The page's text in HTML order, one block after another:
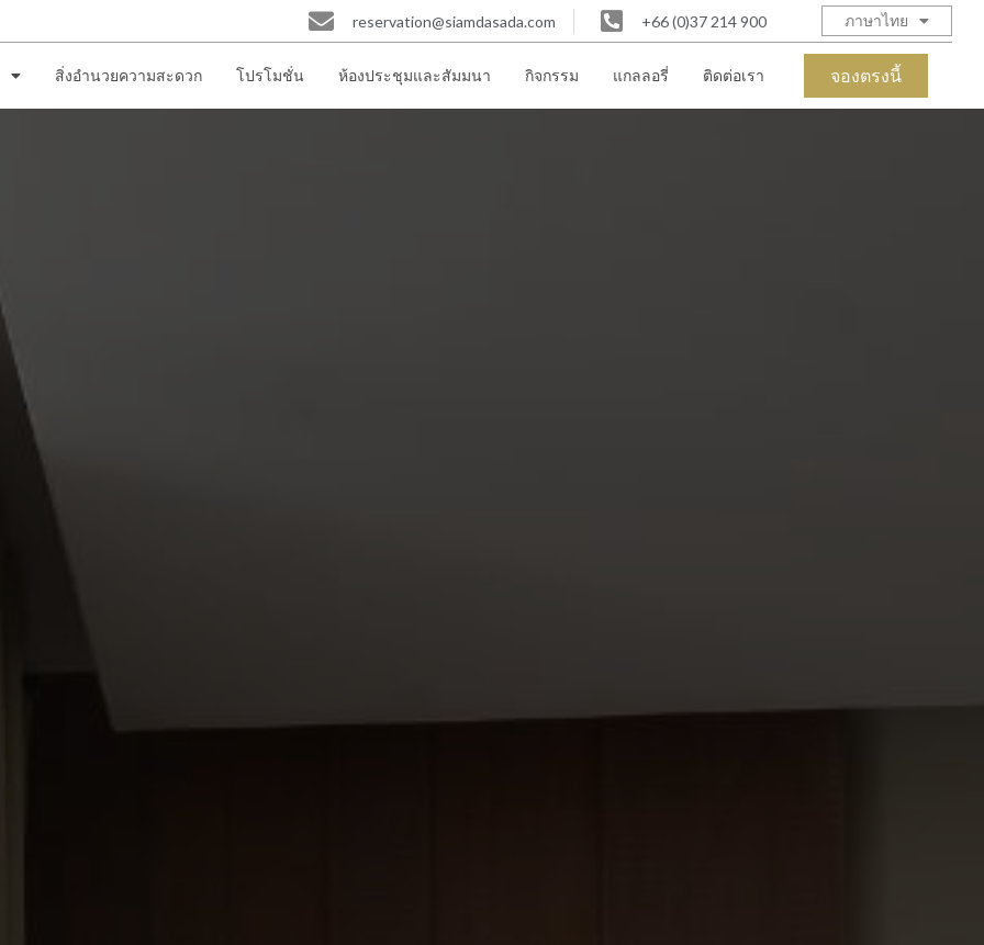
reservation@siamdasada.com +66 (0)37 214 900 ภาษาไทย
สิ่งอำนวยความสะดวก โปรโมชั่น ห้องประชุมและสัมมนา กิจกรรม แกลลอรี่ ติดต่อเรา จองตรงนี้